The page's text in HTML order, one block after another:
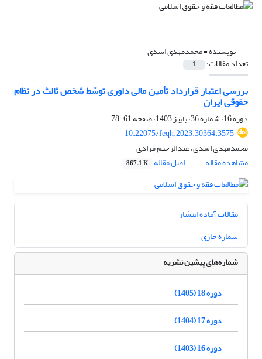
نویسنده =محمدمهدی اسدی
تعداد مقالات: 1
بررسی اعتبار قرارداد تأمین مالی داوری توسّط شخص ثالث در نظام
حقوقی ایران
دوره 16، شماره 36، پاییز 1403، صفحه
61-78
10.22075/feqh.2023.30364.3575
محمدمهدی اسدی، عبدالرحیم مرادی
مشاهده مقاله
اصل مقاله 867.1 K
مقالات آماده انتشار
شماره جاری
شماره‌های پیشین نشریه
دوره 18 (1405)
دوره 17 (1404)
دوره 16 (1403)